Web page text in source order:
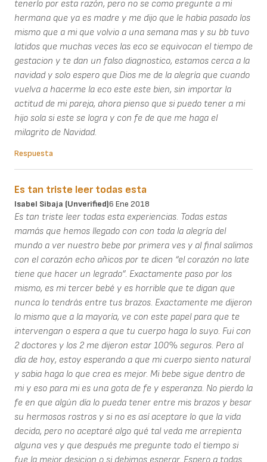
tenerlo por esta razón, pero no se como pregunte a mi
hermana que ya es madre y me dijo que le habia pasado los
mismo que a mi que volvio a una semana mas y su bb tuvo
latidos que muchas veces las eco se equivocan el tiempo de
gestacion y te dan un falso diagnostico, estamos cerca a la
navidad y solo espero que Dios me de la alegría que cuando
vuelva a hacerme la eco este este bien, sin importar la
actitud de mi pareja, ahora pienso que si puedo tener a mi
hijo sola si este se logra y con fe de que me haga el
milagrito de Navidad.
Respuesta
Es tan triste leer todas esta
Isabel Sibaja (unverified)6 Ene 2018
Es tan triste leer todas esta experiencias. Todas estas
mamás que hemos llegado con con toda la alegría del
mundo a ver nuestro bebe por primera ves y al final salimos
con el corazón echo añicos por te dicen “el corazón no late
tiene que hacer un legrado”. Exactamente paso por los
mismo, es mi tercer bebé y es horrible que te digan que
nunca lo tendrás entre tus brazos. Exactamente me dijeron
lo mismo que a la mayoría, ve con este papel para que te
intervengan o espera a que tu cuerpo haga lo suyo. Fui con
2 doctores y los 2 me dijeron estar 100% seguros. Pero al
día de hoy, estoy esperando a que mi cuerpo siento natural
y sabia haga lo que crea es mejor. Mi bebe sigue dentro de
mi y eso para mi es una gota de fe y esperanza. No pierdo la
fe en que algún día lo pueda tener entre mis brazos y besar
su hermosos rostros y si no es así aceptare lo que la vida
decida, pero no aceptaré algo qué tal veda me arrepienta
alguna ves y que después me pregunte todo el tiempo si